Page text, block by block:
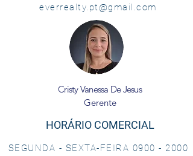
everrealty.pt@gmail.com
Cristy Vanessa De Jesus
Gerente
HORÁRIO COMERCIAL
SEGUNDA - SEXTA-FEIRA 0900 - 2000